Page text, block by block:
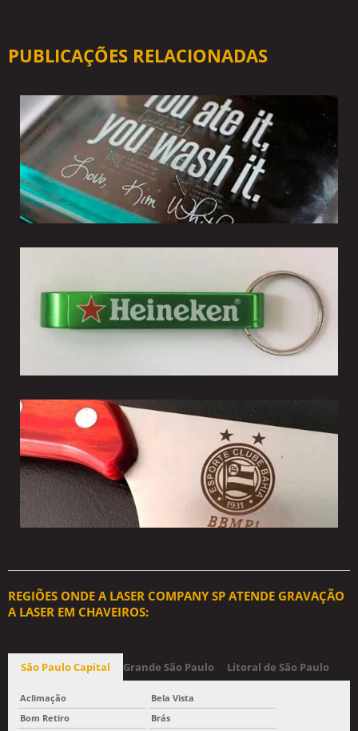
PUBLICAÇÕES RELACIONADAS
REGIÕES ONDE A LASER COMPANY SP ATENDE GRAVAÇÃO
A LASER EM CHAVEIROS:
São Paulo Capital Grande São Paulo Litoral de São Paulo
Aclimação
Bela Vista
Bom Retiro
Brás